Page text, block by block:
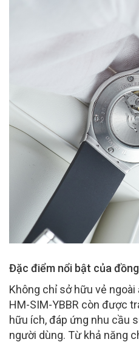
Đặc điểm nổi bật của
Không chỉ sở hữu vẻ
HM-SIM-YBBR còn được
hữu ích, đáp ứng nhu cầu
người dùng. Từ khả năng